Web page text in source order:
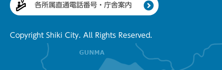
各所属直通電話番号・庁舎案内
Copyright Shiki City. All Rights Reserved.